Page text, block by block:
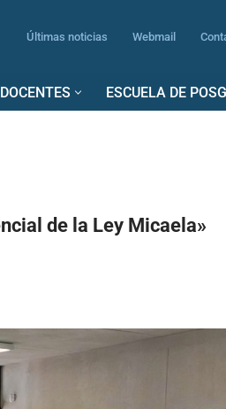
Últimas noticias Webmail
DOCENTES ESCUELA DE
de la Ley Micaela»